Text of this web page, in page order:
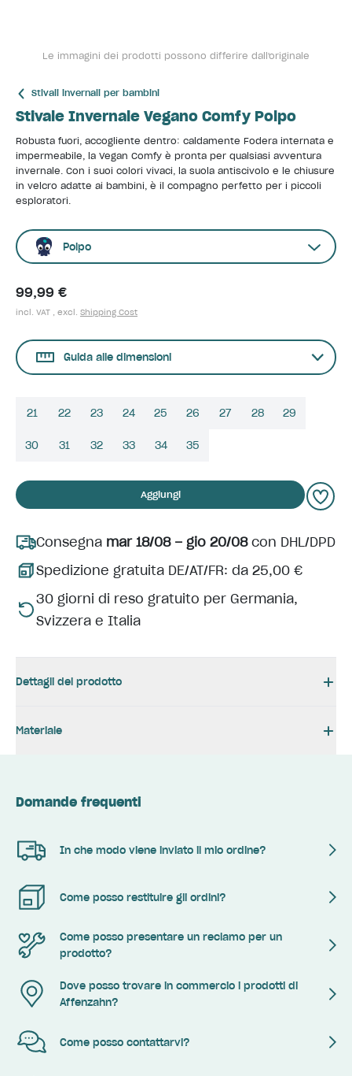
Le immagini dei prodotti possono differire dall'originale
Stivali invernali per bambini
Stivale Invernale Vegano Comfy Polpo
Robusta fuori, accogliente dentro: caldamente Fodera internata e
impermeabile, la Vegan Comfy è pronta per qualsiasi avventura
invernale. Con i suoi colori vivaci, la suola antiscivolo e le chiusure
in velcro adatte ai bambini, è il compagno perfetto per i piccoli
esploratori.
Polpo
99,99 €
incl. VAT , excl. Shipping Cost
Guida alle dimensioni
21 22 23 24 25 26 27 28 29
30 31 32 33 34 35
Aggiungi
Consegna mar 18/08 – gio 20/08con DHL/DPD
Spedizione gratuita DE/AT/FR: da 25,00 €
30 giorni di reso gratuito per Germania,
Svizzera e Italia
Dettagli del prodotto
Materiale
Domande frequenti
In che modo viene inviato il mio ordine?
Come posso restituire gli ordini?
Come posso presentare un reclamo per un
prodotto?
Dove posso trovare in commercio i prodotti di
Affenzahn?
Come posso contattarvi?